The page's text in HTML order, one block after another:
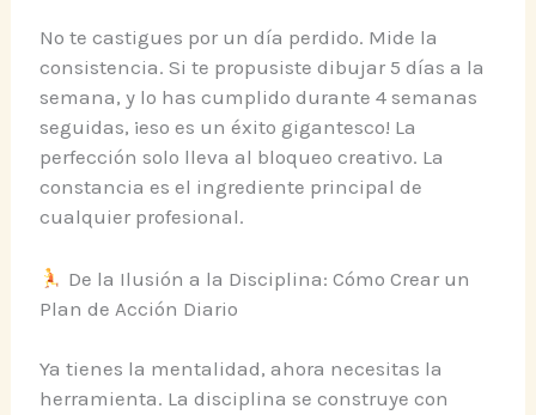
No te castigues por un día perdido. Mide la
consistencia. Si te propusiste dibujar 5 días a la
semana, y lo has cumplido durante 4 semanas
seguidas, ¡eso es un éxito gigantesco! La
perfección solo lleva al bloqueo creativo. La
constancia es el ingrediente principal de
cualquier profesional.
De la Ilusión a la Disciplina: Cómo Crear un
Plan de Acción Diario
Ya tienes la mentalidad, ahora necesitas la
herramienta. La disciplina se construye con